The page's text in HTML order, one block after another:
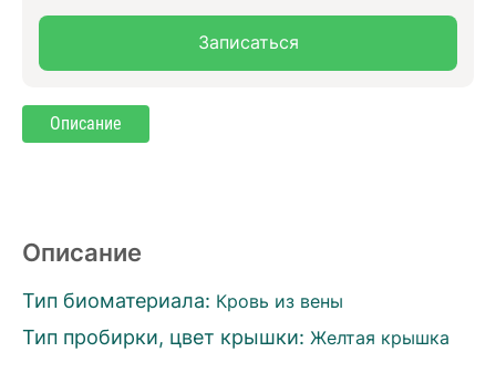
Записаться
Описание
Описание
Тип биоматериала: Кровь из вены
Тип пробирки, цвет крышки: Желтая крышка